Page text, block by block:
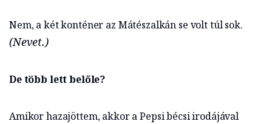
Nem, a két konténer az Mátészalkán se volt túl sok.
(Nevet.)
De több lett belőle?
Amikor hazajöttem, akkor a Pepsi bécsi irodájával